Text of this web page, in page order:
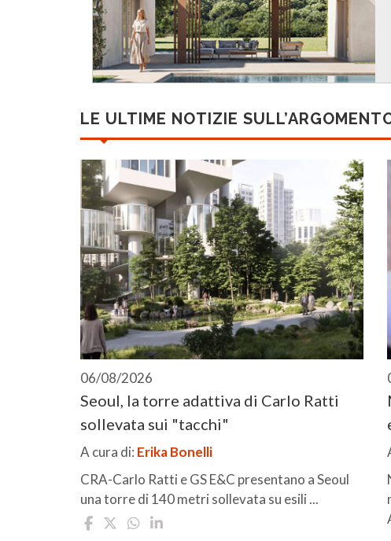
LE ULTIME NOTIZIE
06/08/2026
Seoul, la torre adattiva di Carlo Ratti
sollevata sui "tacchi"
A cura di: Erika Bonelli
CRA-Carlo Ratti e GS E&C presentano a Seoul
una torre di 140 metri sollevata su esili ...